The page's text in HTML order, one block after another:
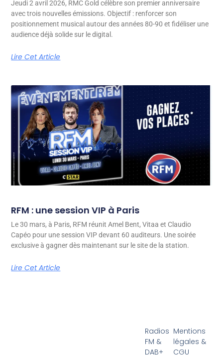
Jeudi 2 avril 2026, RMC Gold célèbre son premier anniversaire
avec trois nouvelles émissions. Objectif : renforcer son
positionnement musical autour des années 80-90 et fidéliser une
audience déjà solide sur le digital.
Lire Cet Article
RFM : une session VIP à Paris
Le 30 mars, à Paris, RFM réunit Amel Bent, Vitaa et Claudio
Capéo pour une session VIP devant 60 auditeurs. Une soirée
exclusive à gagner dès maintenant sur le site de la station.
Lire Cet Article
Radios
FM &
DAB+
Mentions
légales &
CGU